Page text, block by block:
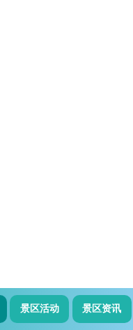
景区活动 景区资讯